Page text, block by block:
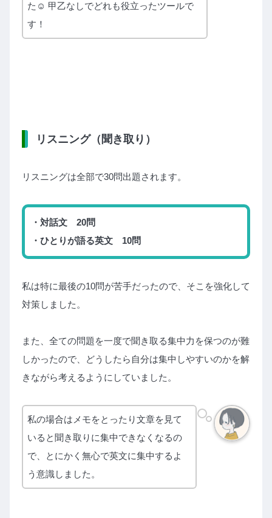
た☺︎ 甲乙なしでどれも役立ったツールで
す！
リスニング（聞き取り）
リスニングは全部で30問出題されます。
・対話文 20問
・ひとりが語る英文 10問
私は特に最後の10問が苦手だったので、そこを強化して
対策しました。
また、全ての問題を一度で聞き取る集中力を保つのが難
しかったので、どうしたら自分は集中しやすいのかを解
きながら考えるようにしていました。
私の場合はメモをとったり文章を見て
いると聞き取りに集中できなくなるの
で、とにかく無心で英文に集中するよ
う意識しました。